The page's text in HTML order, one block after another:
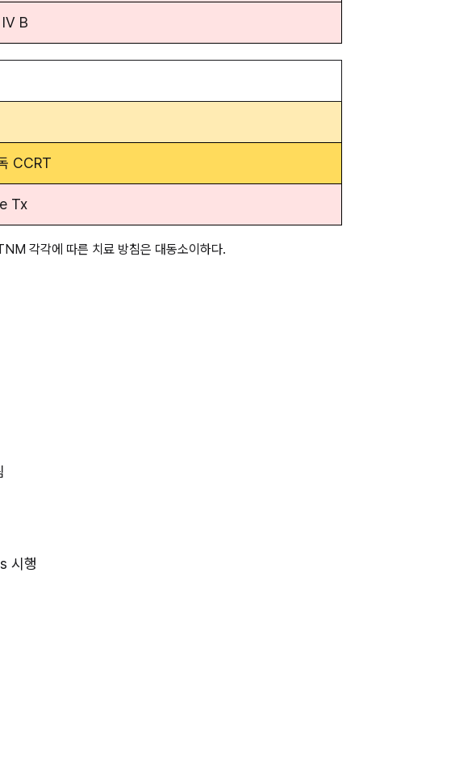
IV B
CCRT
Tx
각각에 따른 치료 방침은 대동소이하다.
시행